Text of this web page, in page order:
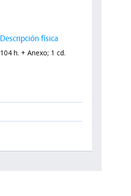
Descripción física
104 h. + Anexo; 1 cd.